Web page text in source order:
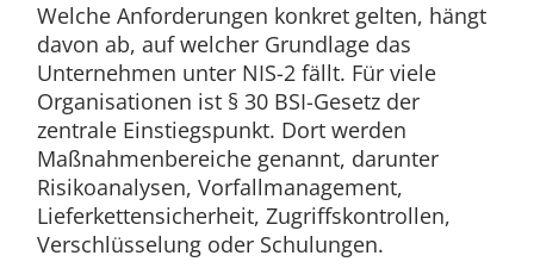
Welche Anforderungen konkret gelten, hängt
davon ab, auf welcher Grundlage das
Unternehmen unter NIS-2 fällt. Für viele
Organisationen ist § 30 BSI-Gesetz der
zentrale Einstiegspunkt. Dort werden
Maßnahmenbereiche genannt, darunter
Risikoanalysen, Vorfallmanagement,
Lieferkettensicherheit, Zugriffskontrollen,
Verschlüsselung oder Schulungen.